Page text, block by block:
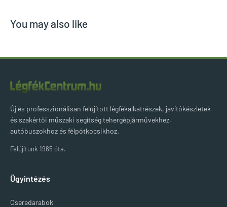
You may also like
Új és professzionálisan felújított légfékalkatrészek, javítókészletek
és szakértői műszaki segítség tehergépjárművekhez,
autóbuszokhoz és félpótkocsikhoz.
Felújítunk 1965 óta.
Ügyintézés
Cseredarabok